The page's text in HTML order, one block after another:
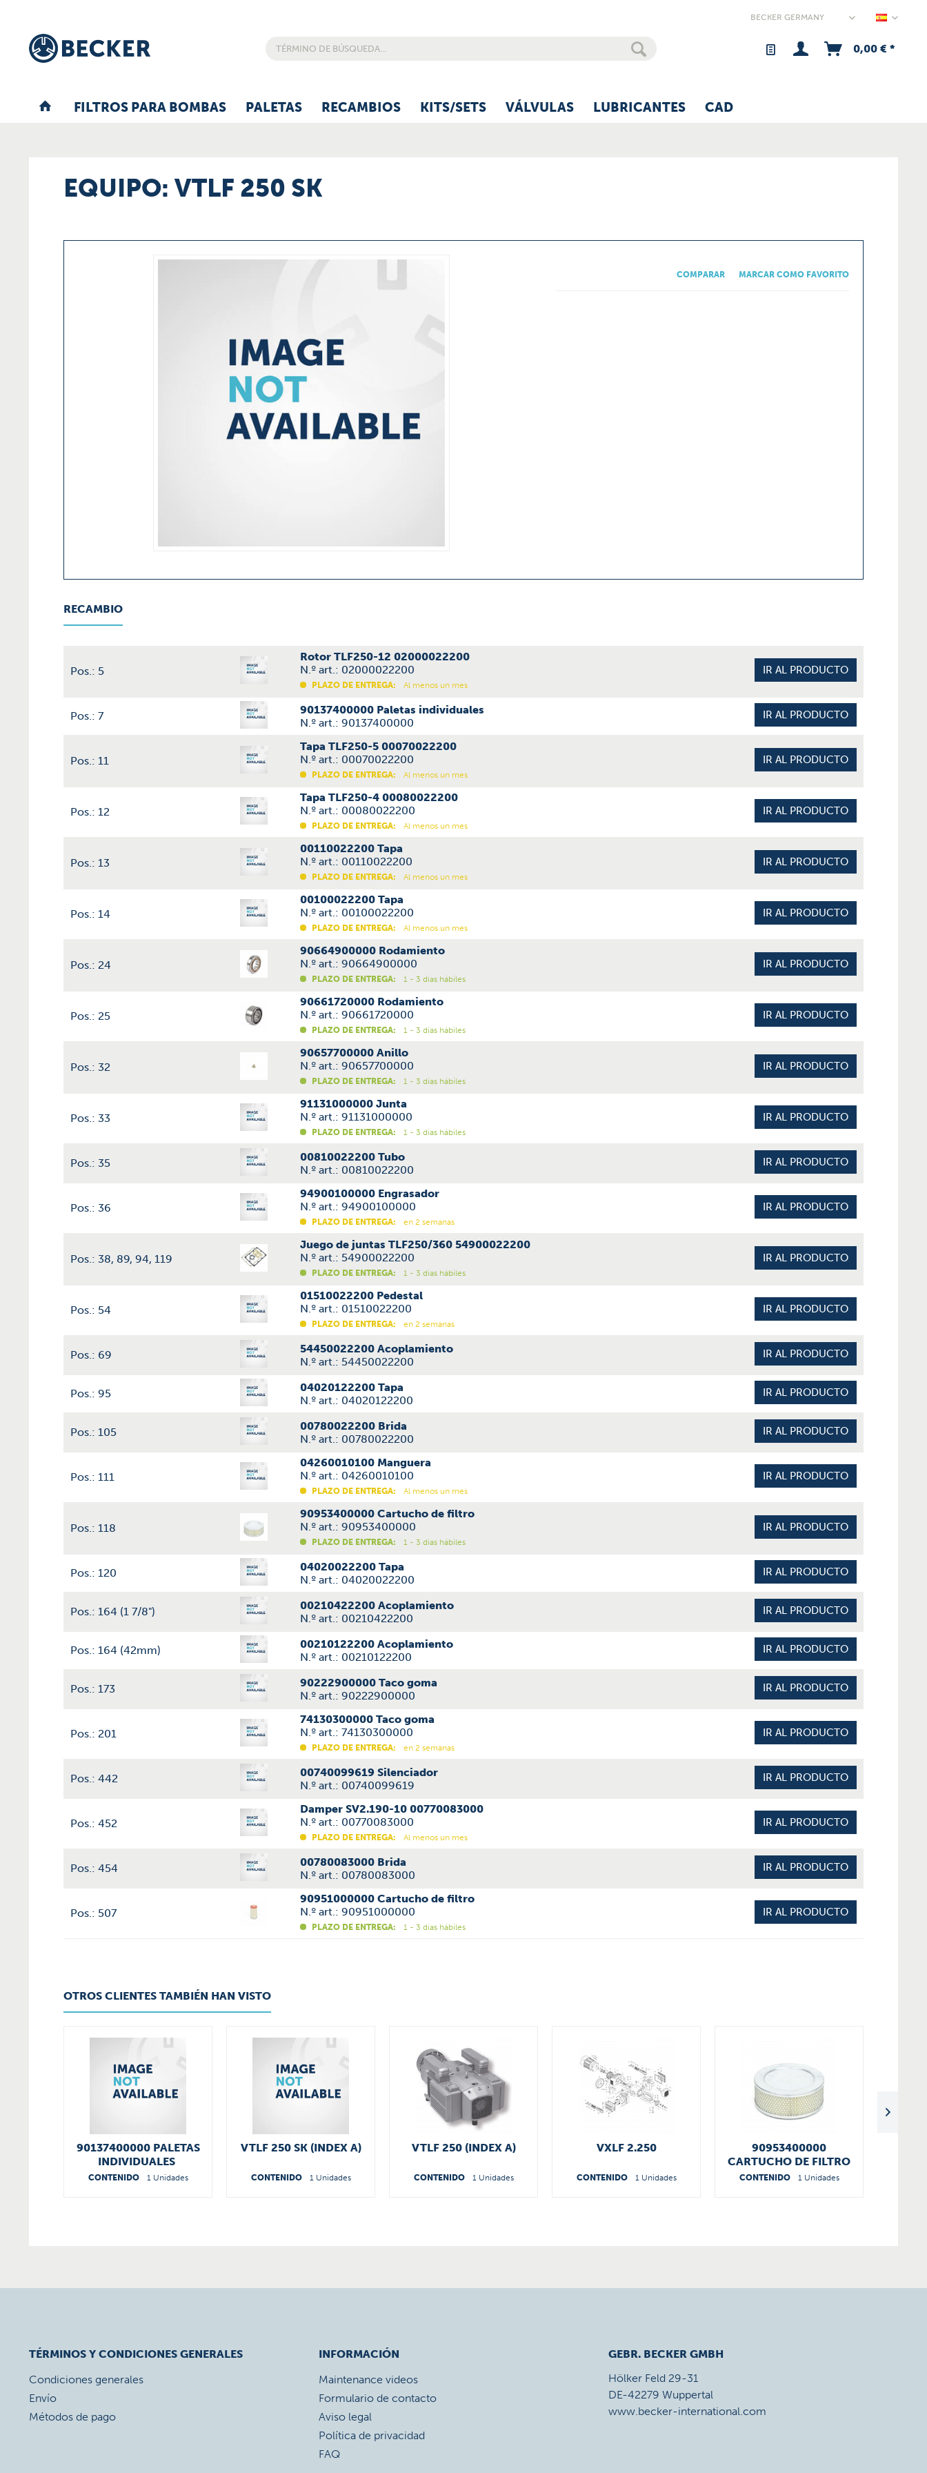
0,00 € *
FILTROS PARA BOMBAS PALETAS RECAMBIOS KITS/SETS VÁLVULAS LUBRICANTES CAD
EQUIPO: VTLF 250 SK
COMPARAR MARCAR COMO FAVORITO
RECAMBIO
Pos.: 5
Rotor TLF250-12 02000022200
N.º art.: 02000022200
PLAZO DE ENTREGA: Al menos un mes
IR AL PRODUCTO
Pos.: 7
90137400000 Paletas individuales
N.º art.: 90137400000
IR AL PRODUCTO
Pos.: 11
Tapa TLF250-5 00070022200
N.º art.: 00070022200
PLAZO DE ENTREGA: Al menos un mes
IR AL PRODUCTO
Pos.: 12
Tapa TLF250-4 00080022200
N.º art.: 00080022200
PLAZO DE ENTREGA: Al menos un mes
IR AL PRODUCTO
Pos.: 13
00110022200 Tapa
N.º art.: 00110022200
PLAZO DE ENTREGA: Al menos un mes
IR AL PRODUCTO
Pos.: 14
00100022200 Tapa
N.º art.: 00100022200
PLAZO DE ENTREGA: Al menos un mes
IR AL PRODUCTO
Pos.: 24
90664900000 Rodamiento
N.º art.: 90664900000
PLAZO DE ENTREGA: 1 - 3 días hábiles
IR AL PRODUCTO
Pos.: 25
90661720000 Rodamiento
N.º art.: 90661720000
PLAZO DE ENTREGA: 1 - 3 días hábiles
IR AL PRODUCTO
Pos.: 32
90657700000 Anillo
N.º art.: 90657700000
PLAZO DE ENTREGA: 1 - 3 días hábiles
IR AL PRODUCTO
Pos.: 33
91131000000 Junta
N.º art.: 91131000000
PLAZO DE ENTREGA: 1 - 3 días hábiles
IR AL PRODUCTO
Pos.: 35
00810022200 Tubo
N.º art.: 00810022200
IR AL PRODUCTO
Pos.: 36
94900100000 Engrasador
N.º art.: 94900100000
PLAZO DE ENTREGA: en 2 semanas
IR AL PRODUCTO
Pos.: 38, 89, 94, 119
Juego de juntas TLF250/360 54900022200
N.º art.: 54900022200
PLAZO DE ENTREGA: 1 - 3 días hábiles
IR AL PRODUCTO
Pos.: 54
01510022200 Pedestal
N.º art.: 01510022200
PLAZO DE ENTREGA: en 2 semanas
IR AL PRODUCTO
Pos.: 69
54450022200 Acoplamiento
N.º art.: 54450022200
IR AL PRODUCTO
Pos.: 95
04020122200 Tapa
N.º art.: 04020122200
IR AL PRODUCTO
Pos.: 105
00780022200 Brida
N.º art.: 00780022200
IR AL PRODUCTO
Pos.: 111
04260010100 Manguera
N.º art.: 04260010100
PLAZO DE ENTREGA: Al menos un mes
IR AL PRODUCTO
Pos.: 118
90953400000 Cartucho de filtro
N.º art.: 90953400000
PLAZO DE ENTREGA: 1 - 3 días hábiles
IR AL PRODUCTO
Pos.: 120
04020022200 Tapa
N.º art.: 04020022200
IR AL PRODUCTO
Pos.: 164 (1 7/8")
00210422200 Acoplamiento
N.º art.: 00210422200
IR AL PRODUCTO
Pos.: 164 (42mm)
00210122200 Acoplamiento
N.º art.: 00210122200
IR AL PRODUCTO
Pos.: 173
90222900000 Taco goma
N.º art.: 90222900000
IR AL PRODUCTO
Pos.: 201
74130300000 Taco goma
N.º art.: 74130300000
PLAZO DE ENTREGA: en 2 semanas
IR AL PRODUCTO
Pos.: 442
00740099619 Silenciador
N.º art.: 00740099619
IR AL PRODUCTO
Pos.: 452
Damper SV2.190-10 00770083000
N.º art.: 00770083000
PLAZO DE ENTREGA: Al menos un mes
IR AL PRODUCTO
Pos.: 454
00780083000 Brida
N.º art.: 00780083000
IR AL PRODUCTO
Pos.: 507
90951000000 Cartucho de filtro
N.º art.: 90951000000
PLAZO DE ENTREGA: 1 - 3 días hábiles
IR AL PRODUCTO
OTROS CLIENTES TAMBIÉN HAN VISTO
90137400000 PALETAS
INDIVIDUALES
CONTENIDO 1 Unidades
VTLF 250 SK (INDEX A)
CONTENIDO 1 Unidades
VTLF 250 (INDEX A)
CONTENIDO 1 Unidades
VXLF 2.250
CONTENIDO 1 Unidades
90953400000
CARTUCHO DE FILTRO
CONTENIDO 1 Unidades
TÉRMINOS Y CONDICIONES GENERALES
Condiciones generales
Envío
Métodos de pago
INFORMACIÓN
Maintenance videos
Formulario de contacto
Aviso legal
Política de privacidad
FAQ
GEBR. BECKER GMBH
Hölker Feld 29-31
DE-42279 Wuppertal
www.becker-international.com